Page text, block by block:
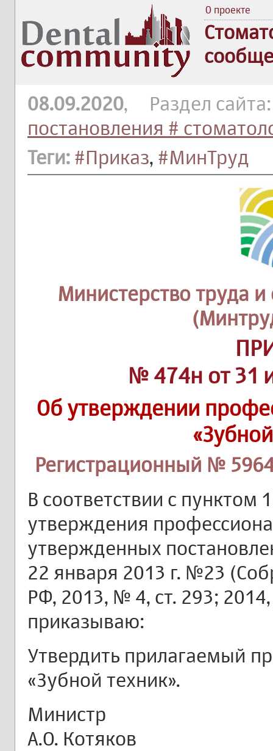
О проекте
08.09.2020, Раздел
постановления #
Теги: #Приказ, #МинТруд
Министерство труда
№ 474н от 31
Об утверждении
Регистрационный №
В соответствии с пунктом
утверждения
утвержденных
22 января 2013 г. №23
РФ, 2013, № 4, ст. 293;
приказываю:
Утвердить прилагаемый
«Зубной техник».
Министр
А.О. Котяков